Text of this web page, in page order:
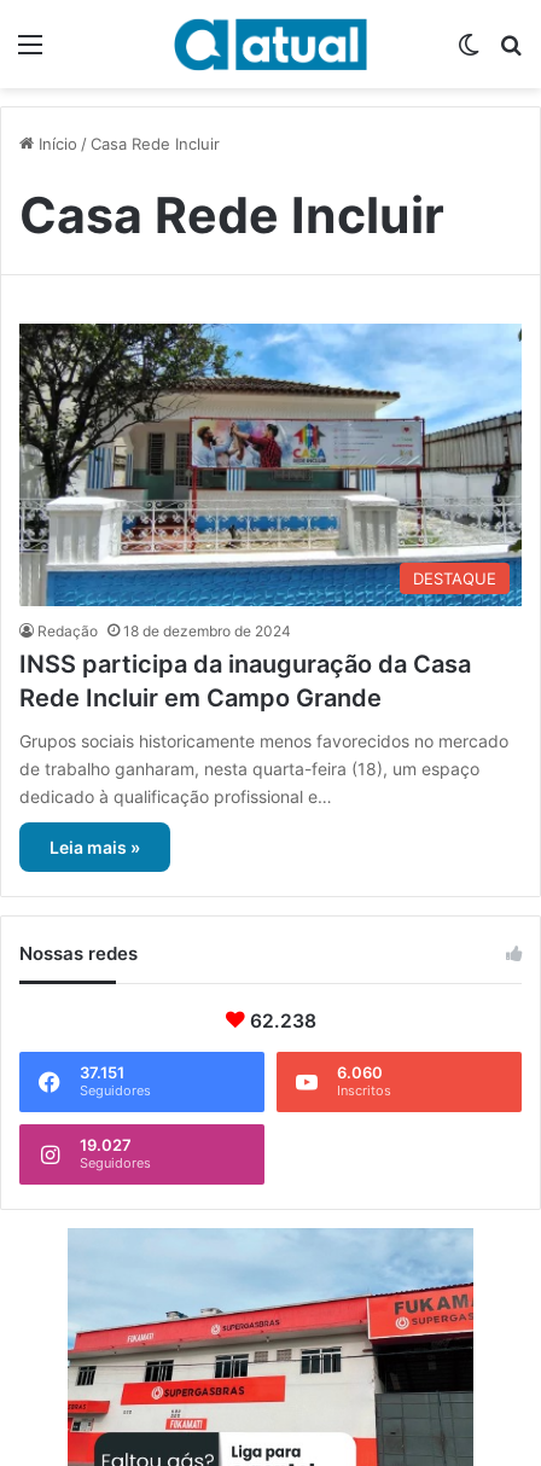
Início /Casa Rede Incluir
Casa Rede Incluir
DESTAQUE
Redação 18 de dezembro de 2024
INSS participa da inauguração da Casa
Rede Incluir em Campo Grande
Grupos sociais historicamente menos favorecidos no mercado
de trabalho ganharam, nesta quarta-feira (18), um espaço
dedicado à qualificação profissional e…
Leia mais »
Nossas redes
62.238
37.151
Seguidores
6.060
Inscritos
19.027
Seguidores